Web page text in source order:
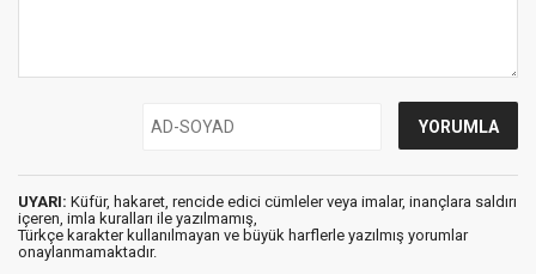
UYARI: Küfür, hakaret, rencide edici cümleler veya imalar, inançlara saldırı
içeren, imla kuralları ile yazılmamış,
Türkçe karakter kullanılmayan ve büyük harflerle yazılmış yorumlar
onaylanmamaktadır.